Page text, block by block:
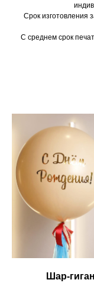
Срок изготовления
С среднем срок
Шар-